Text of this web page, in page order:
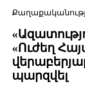
«Ուժեղ
պարզվել